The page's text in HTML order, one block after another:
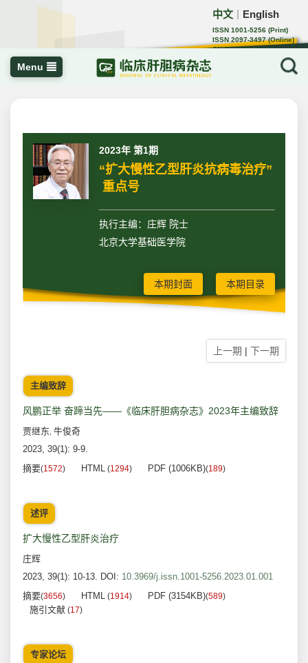
中文 English
ISSN 1001-5256 (Print)
ISSN 2097-3497 (Online)
CN 22-1108/R
Menu
2023年 第1期
“扩大慢性乙型肝炎抗病毒治疗”
重点号
执行主编：庄辉 院士
北京大学基础医学院
本期封面 本期目录
上一期 | 下一期
主编致辞
风鹏正举 奋蹄当先——《临床肝胆病杂志》2023年主编致辞
贾继东, 牛俊奇
2023, 39(1): 9-9.
摘要(1572) HTML (1294) PDF (1006KB)(189)
述评
扩大慢性乙型肝炎治疗
庄辉
2023, 39(1): 10-13. DOI: 10.3969/j.issn.1001-5256.2023.01.001
摘要(3656) HTML (1914) PDF (3154KB)(589)
施引文献 (17)
专家论坛